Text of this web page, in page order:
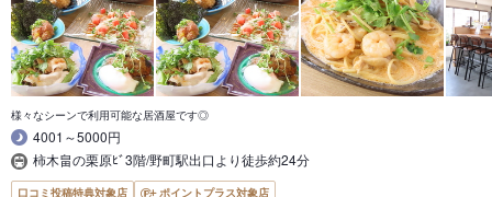
様々なシーンで利用可能な居酒屋です◎
4001～5000円
柿木畠の栗原ﾋﾞ3階/野町駅出口より徒歩約24分
口コミ投稿特典対象店 ポイントプラス対象店